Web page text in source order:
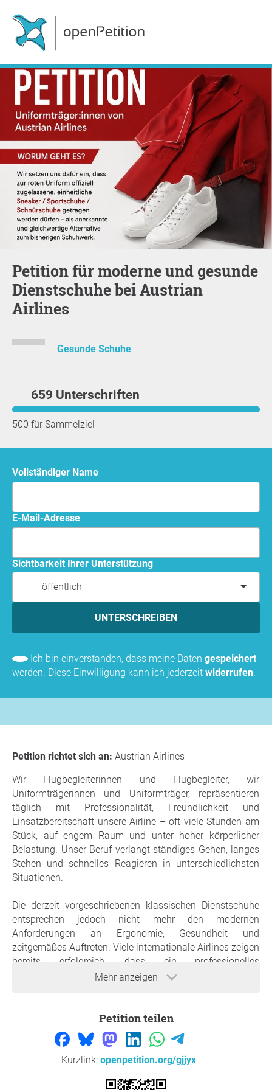
Petition für moderne und gesunde
Dienstschuhe bei Austrian
Airlines
Gesunde Schuhe
659 Unterschriften
500 für Sammelziel
Vollständiger Name
E-Mail-Adresse
Sichtbarkeit Ihrer Unterstützung
öffentlich
UNTERSCHREIBEN
Ich bin einverstanden, dass meine Daten gespeichert
werden. Diese Einwilligung kann ich jederzeit widerrufen.
Mehr anzeigen
Petition richtet sich an: Austrian Airlines
Wir Flugbegleiterinnen und Flugbegleiter, wir
Uniformträgerinnen und Uniformträger, repräsentieren
täglich mit Professionalität, Freundlichkeit und
Einsatzbereitschaft unsere Airline – oft viele Stunden am
Stück, auf engem Raum und unter hoher körperlicher
Belastung. Unser Beruf verlangt ständiges Gehen, langes
Stehen und schnelles Reagieren in unterschiedlichsten
Situationen.
Die derzeit vorgeschriebenen klassischen Dienstschuhe
entsprechen jedoch nicht mehr den modernen
Anforderungen an Ergonomie, Gesundheit und
zeitgemäßes Auftreten. Viele internationale Airlines zeigen
bereits erfolgreich, dass ein professionelles
Erscheinungsbild und moderne
Sneaker/Sportschuhe/Schnürrschuhe wirken modern,
gepflegt und entsprechen dem heutigen Zeitgeist.
Wir fordern daher die Möglichkeit, zur roten Uniform
Sneaker/Sportschuhe/Schnürrschuhe tragen zu dürfen.
Petition teilen
Kurzlink: openpetition.org/gjjyx